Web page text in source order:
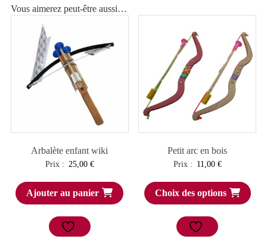
Vous aimerez peut-être aussi…
Arbalète enfant wiki
Prix : 25,00 €
Ajouter au panier
Petit arc en bois
Prix : 11,00 €
Choix des options